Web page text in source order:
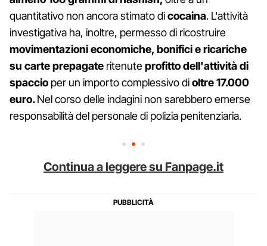
quantitativo non ancora stimato dicocaina. L'attività
investigativa ha, inoltre, permesso di ricostruire
movimentazioni economiche, bonifici e ricariche
su carte prepagate ritenuteprofitto dell'attività di
spaccio per un importo complessivo dioltre 17.000
euro.Nel corso delle indagini non sarebbero emerse
responsabilità del personale di polizia penitenziaria.
Continua a leggere su Fanpage.it